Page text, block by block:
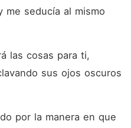
me seducía al mismo
las cosas para ti,
sus ojos oscuros
por la manera en que